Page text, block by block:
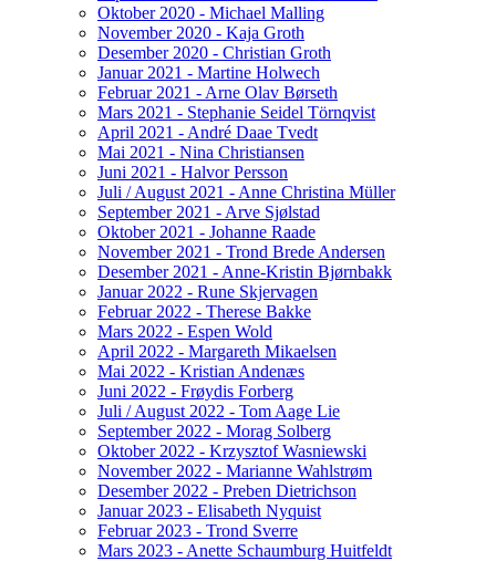
Oktober 2020 - Michael Malling
November 2020 - Kaja Groth
Desember 2020 - Christian Groth
Januar 2021 - Martine Holwech
Februar 2021 - Arne Olav Børseth
Mars 2021 - Stephanie Seidel Törnqvist
April 2021 - André Daae Tvedt
Mai 2021 - Nina Christiansen
Juni 2021 - Halvor Persson
Juli / August 2021 - Anne Christina Müller
September 2021 - Arve Sjølstad
Oktober 2021 - Johanne Raade
November 2021 - Trond Brede Andersen
Desember 2021 - Anne-Kristin Bjørnbakk
Januar 2022 - Rune Skjervagen
Februar 2022 - Therese Bakke
Mars 2022 - Espen Wold
April 2022 - Margareth Mikaelsen
Mai 2022 - Kristian Andenæs
Juni 2022 - Frøydis Forberg
Juli / August 2022 - Tom Aage Lie
September 2022 - Morag Solberg
Oktober 2022 - Krzysztof Wasniewski
November 2022 - Marianne Wahlstrøm
Desember 2022 - Preben Dietrichson
Januar 2023 - Elisabeth Nyquist
Februar 2023 - Trond Sverre
Mars 2023 - Anette Schaumburg Huitfeldt